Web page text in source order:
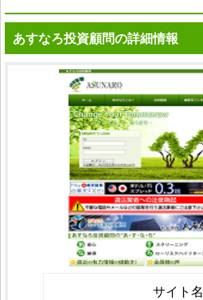
あすなろ投資顧問の詳細情報
サイト名